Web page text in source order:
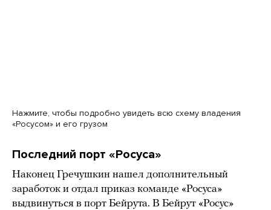
Нажмите, чтобы подробно увидеть всю схему владения
«Росусом» и его грузом
Последний порт «Росуса»
Наконец Гречушкин нашел дополнительный
заработок и отдал приказ команде «Росуса»
выдвинуться в порт Бейрута. В Бейрут «Росус»